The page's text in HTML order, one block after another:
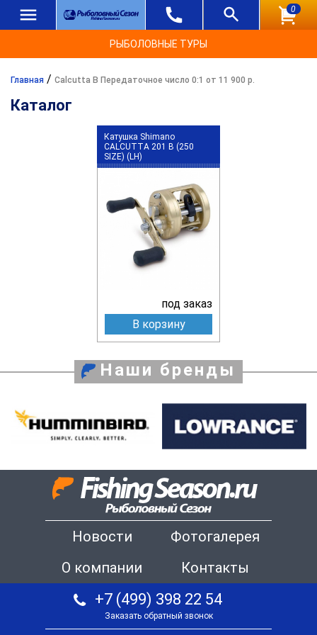
0
РЫБОЛОВНЫЕ ТУРЫ
Главная / Calcutta B Передаточное число 0:1 от 11 900 р.
Каталог
Катушка Shimano
CALCUTTA 201 B (250
SIZE) (LH)
под заказ
В корзину
Наши бренды
Новости
Фотогалерея
О компании
Контакты
+7 (499) 398 22 54
Заказать обратный звонок